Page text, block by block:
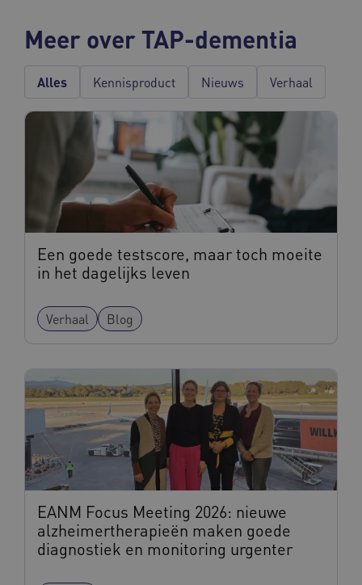
Meer over TAP-dementia
Alles Kennisproduct Nieuws Verhaal
Een goede testscore, maar toch moeite
in het dagelijks leven
Verhaal Blog
EANM Focus Meeting 2026: nieuwe
alzheimertherapieën maken goede
diagnostiek en monitoring urgenter